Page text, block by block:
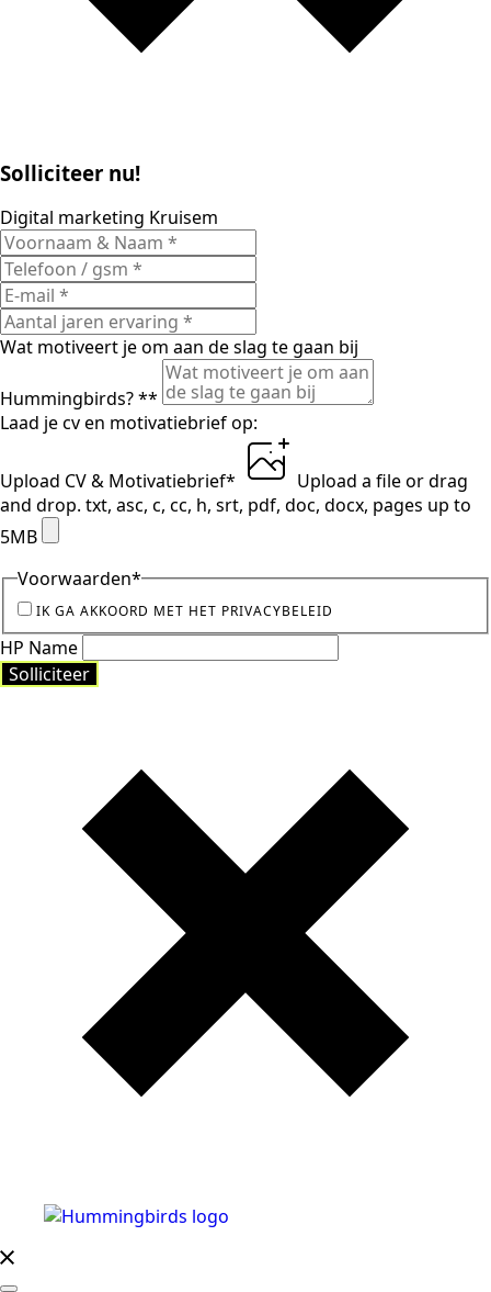
Solliciteer nu!
Digital marketing Kruisem
Wat motiveert je om aan de slag te gaan bij
Hummingbirds? **
Laad je cv en motivatiebrief op:
Upload CV & Motivatiebrief* Upload a fileor drag
and drop. txt, asc, c, cc, h, srt, pdf, doc, docx, pages up to
5MB
Voorwaarden*
IK GA AKKOORD MET HET PRIVACYBELEID
HP Name
Solliciteer